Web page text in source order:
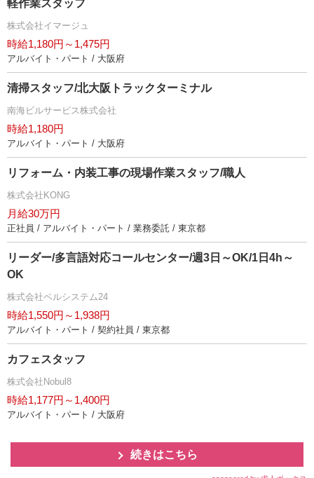
軽作業スタッフ
株式会社イマージュ
時給1,180円～1,475円
アルバイト・パート / 大阪府
清掃スタッフ/北大阪トラックターミナル
南海ビルサービス株式会社
時給1,180円
アルバイト・パート / 大阪府
リフォーム・内装工事の現場作業スタッフ/職人
株式会社KONG
月給30万円
正社員 / アルバイト・パート / 業務委託 / 東京都
リーダー/多言語対応コールセンター/週3日～OK/1日4h～
OK
株式会社ベルシステム24
時給1,550円～1,938円
アルバイト・パート / 契約社員 / 東京都
カフェスタッフ
株式会社Nobul8
時給1,177円～1,400円
アルバイト・パート / 大阪府
続きはこちら